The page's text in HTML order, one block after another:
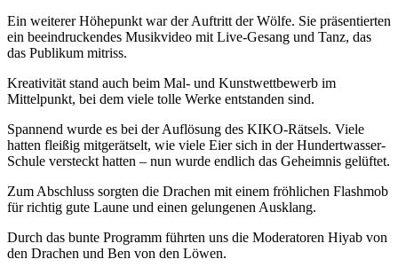
Ein weiterer Höhepunkt war der Auftritt der Wölfe. Sie präsentierten
ein beeindruckendes Musikvideo mit Live-Gesang und Tanz, das
das Publikum mitriss.
Kreativität stand auch beim Mal- und Kunstwettbewerb im
Mittelpunkt, bei dem viele tolle Werke entstanden sind.
Spannend wurde es bei der Auflösung des KIKO-Rätsels. Viele
hatten fleißig mitgerätselt, wie viele Eier sich in der Hundertwasser-
Schule versteckt hatten – nun wurde endlich das Geheimnis gelüftet.
Zum Abschluss sorgten die Drachen mit einem fröhlichen Flashmob
für richtig gute Laune und einen gelungenen Ausklang.
Durch das bunte Programm führten uns die Moderatoren Hiyab von
den Drachen und Ben von den Löwen.